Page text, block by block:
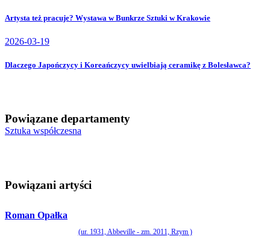
Artysta też pracuje? Wystawa w Bunkrze Sztuki w Krakowie
2026-03-19
Dlaczego Japończycy i Koreańczycy uwielbiają ceramikę z Bolesławca?
Powiązane departamenty
Sztuka współczesna
Powiązani artyści
Roman Opałka
(ur. 1931, Abbeville - zm. 2011, Rzym )